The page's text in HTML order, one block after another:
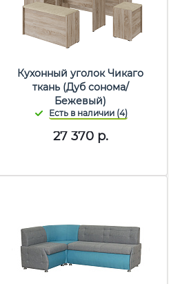
Кухонный уголок Чикаго
ткань (Дуб сонома/
Бежевый)
27 370р.